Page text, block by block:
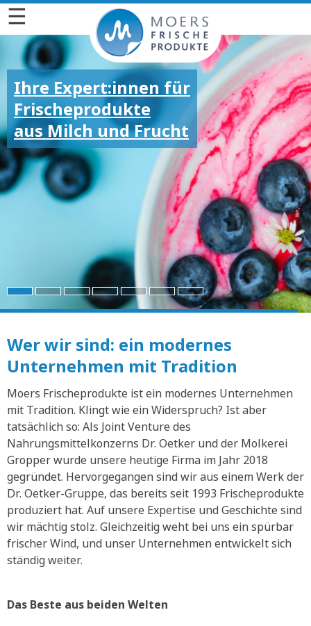
☰
Ihre Expert:innen für
Frischeprodukte
aus Milch und Frucht
Für die großen und
kleinen Emotionen
Wer wir sind: ein modernes
Unternehmen mit Tradition
Moers Frischeprodukte ist ein modernes Unternehmen
mit Tradition. Klingt wie ein Widerspruch? Ist aber
tatsächlich so: Als Joint Venture des
Nahrungsmittelkonzerns Dr. Oetker und der Molkerei
Gropper wurde unsere heutige Firma im Jahr 2018
gegründet. Hervorgegangen sind wir aus einem Werk der
Dr. Oetker-Gruppe, das bereits seit 1993 Frischeprodukte
produziert hat. Auf unsere Expertise und Geschichte sind
wir mächtig stolz. Gleichzeitig weht bei uns ein spürbar
frischer Wind, und unser Unternehmen entwickelt sich
ständig weiter.
Das Beste aus beiden Welten